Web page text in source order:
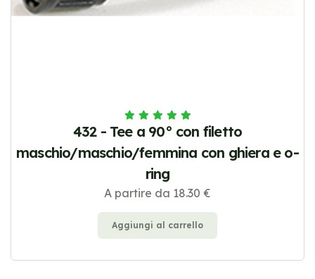
432 - Tee a 90° con filetto
maschio/maschio/femmina con ghiera e o-
ring
A partire da 18.30 €
Aggiungi al carrello